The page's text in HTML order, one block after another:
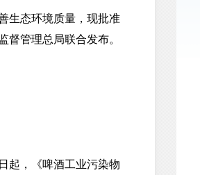
生态环境质量，现批准
督管理总局联合发布。
起，《啤酒工业污染物